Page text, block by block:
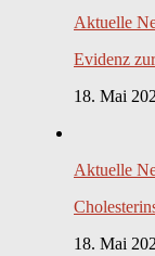
Aktuelle
Evidenz
18. Mai
Aktuelle
18. Mai